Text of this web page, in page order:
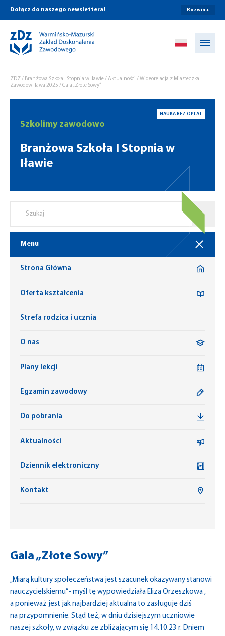
Dołącz do naszego newslettera! Rozwiń +
ZDZ/ Branżowa Szkoła I Stopnia w Iławie/ Aktualności / Wideorelacja z Miasteczka
Zawodów Iława 2025 / Gala „Złote Sowy”
NAUKA BEZ OPŁAT
Szkolimy zawodowo
Branżowa Szkoła I Stopnia w
Iławie
Menu
Strona Główna
Oferta kształcenia
Strefa rodzica i ucznia
O nas
Plany lekcji
Egzamin zawodowy
Do pobrania
Aktualności
Dziennik elektroniczny
Kontakt
Gala „Złote Sowy”
„Miarą kultury społeczeństwa jest szacunek okazywany stanowi
nauczycielskiemu”- myśl tę wypowiedziała Eliza Orzeszkowa ,
a ponieważ jest jak najbardziej aktualna to zasługuje dziś
na przypomnienie. Stąd też, w dniu dzisiejszym uczniowie
naszej szkoły, w związku ze zbliżającym się 14.10.23 r. Dniem